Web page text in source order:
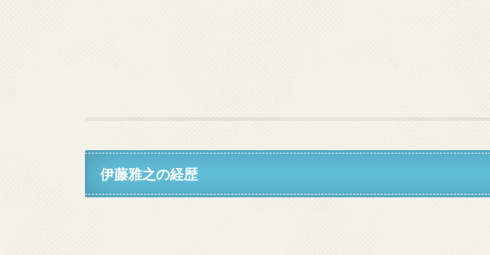
伊藤雅之の経歴